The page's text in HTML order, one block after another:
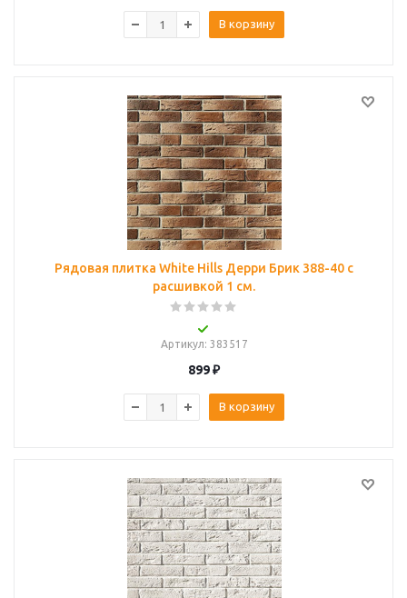
В корзину
Рядовая плитка White Hills Дерри Брик 388-40 с
расшивкой 1 см.
Артикул: 383517
899₽
В корзину